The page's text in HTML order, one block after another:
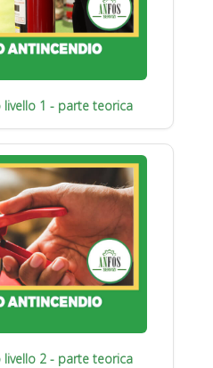
1 - parte teorica
2 - parte teorica